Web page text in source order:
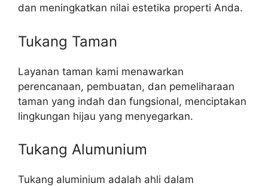
dan meningkatkan nilai estetika properti Anda.
Tukang Taman
Layanan taman kami menawarkan
perencanaan, pembuatan, dan pemeliharaan
taman yang indah dan fungsional, menciptakan
lingkungan hijau yang menyegarkan.
Tukang Alumunium
Tukang aluminium adalah ahli dalam